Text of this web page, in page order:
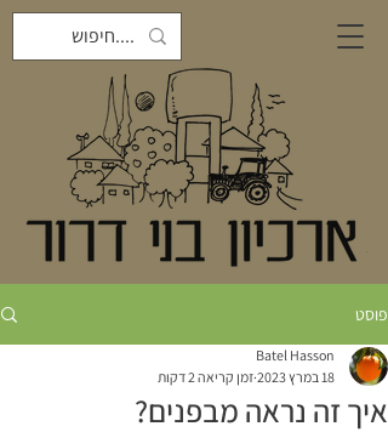
פוסט
איך זה נראה מבפנים?
Batel Hasson
18 במרץ 2023
זמן קריאה 2 דקות